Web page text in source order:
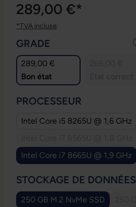
289,00 €*
*TVA incluse
SÉLECTIONNEZ
GRADE
289,00 €
Bon état
SÉLECTIONNEZ
PROCESSEUR
Intel Core i5 8265U @ 1,6 GHz
Intel Core i7 8665U @ 1,9 GHz
SÉLECTIONNEZ
STOCKAGE DE DONNÉES
250 GB M.2 NvMe SSD